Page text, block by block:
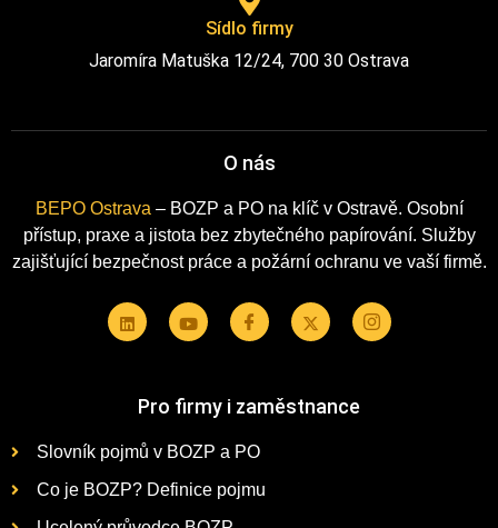
Sídlo firmy
Jaromíra Matuška 12/24, 700 30 Ostrava
O nás
BEPO Ostrava – BOZP a PO na klíč v Ostravě. Osobní
přístup, praxe a jistota bez zbytečného papírování. Služby
zajišťující bezpečnost práce a požární ochranu ve vaší firmě.
Pro firmy i zaměstnance
Slovník pojmů v BOZP a PO
Co je BOZP? Definice pojmu